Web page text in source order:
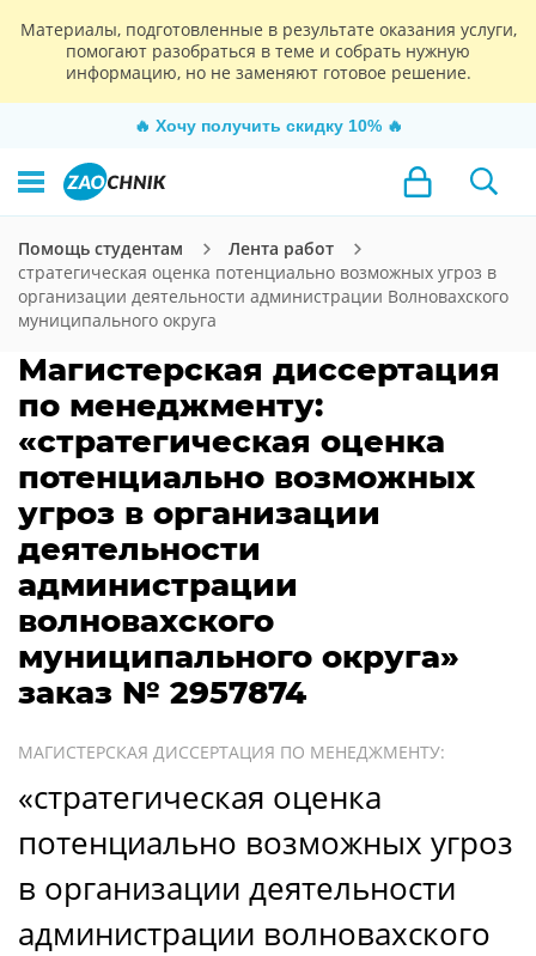
Материалы, подготовленные в результате оказания услуги,
помогают разобраться в теме и собрать нужную
информацию, но не заменяют готовое решение.
🔥 Хочу получить скидку 10% 🔥
Помощь студентам
Лента работ
стратегическая оценка потенциально возможных угроз в
организации деятельности администрации Волновахского
муниципального округа
Магистерская диссертация
по менеджменту:
«стратегическая оценка
потенциально возможных
угроз в организации
деятельности
администрации
волновахского
муниципального округа»
заказ № 2957874
МАГИСТЕРСКАЯ ДИССЕРТАЦИЯ ПО МЕНЕДЖМЕНТУ:
«стратегическая оценка
потенциально возможных угроз
в организации деятельности
администрации волновахского